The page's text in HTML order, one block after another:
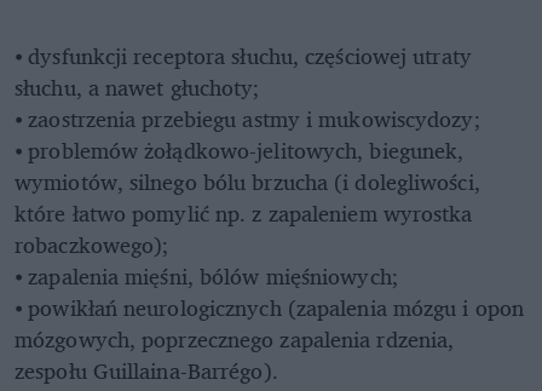
⦁ dysfunkcji receptora słuchu, częściowej utraty
słuchu, a nawet głuchoty;
⦁ zaostrzenia przebiegu astmy i mukowiscydozy;
⦁ problemów żołądkowo-jelitowych, biegunek,
wymiotów, silnego bólu brzucha (i dolegliwości,
które łatwo pomylić np. z zapaleniem wyrostka
robaczkowego);
⦁ zapalenia mięśni, bólów mięśniowych;
⦁ powikłań neurologicznych (zapalenia mózgu i opon
mózgowych, poprzecznego zapalenia rdzenia,
zespołu Guillaina-Barrégo).